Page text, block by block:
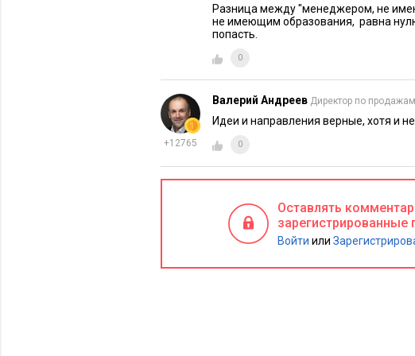
руководителя? Проверьте себя
Разница между "менеджером, не
не имеющим образования, равна
попасть.
0
+12765
Валерий Андреев Директор по
Идеи и направления верные, хотя и
0
Оставлять
зарегистрированные
Войти или